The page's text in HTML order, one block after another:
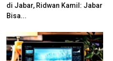
di Jabar, Ridwan Kamil: Jabar
Bisa...